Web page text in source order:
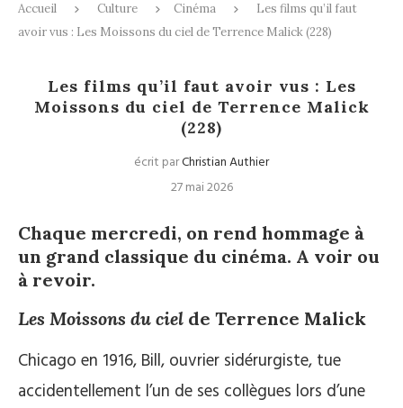
Accueil Culture Cinéma
Les films qu’il faut
avoir vus : Les Moissons du ciel de Terrence Malick (228)
Les films qu’il faut avoir vus : Les
Moissons du ciel de Terrence Malick
(228)
écrit parChristian Authier
27 mai 2026
Chaque mercredi, on rend hommage à
un grand classique du cinéma. A voir ou
à revoir.
Les Moissons du ciel de Terrence Malick
Chicago en 1916, Bill, ouvrier sidérurgiste, tue
accidentellement l’un de ses collègues lors d’une